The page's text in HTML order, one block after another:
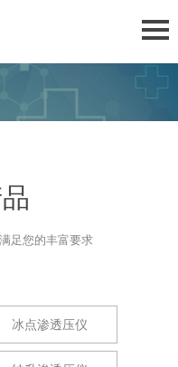
足您的丰富要求
冰点渗透压仪